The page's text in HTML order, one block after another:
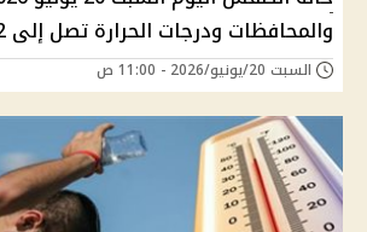
والمحافظات ودرجات الحرارة تصل إلى 42 درجة
السبت 20/يونيو/2026 - 11:00 ص